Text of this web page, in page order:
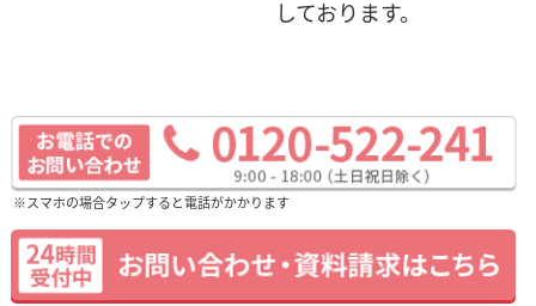
しております。
※スマホの場合タップすると電話がかかります